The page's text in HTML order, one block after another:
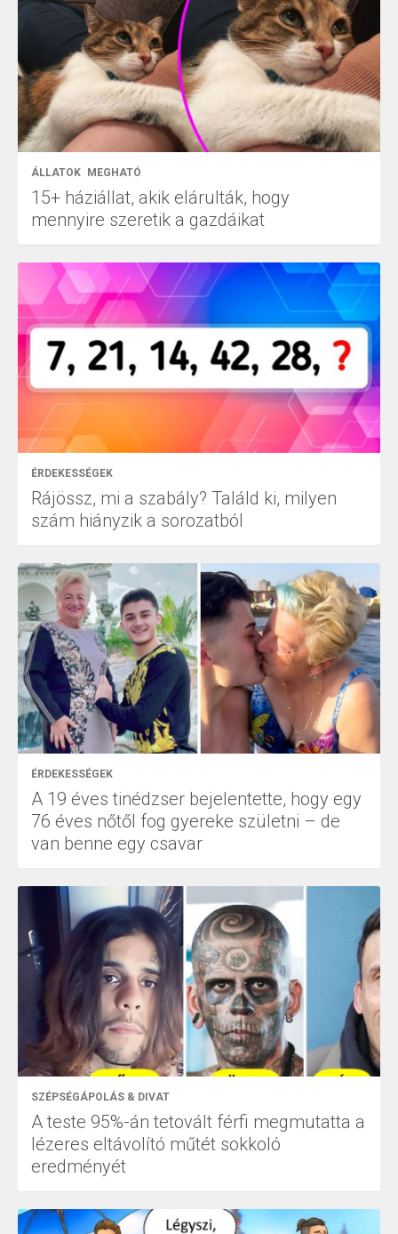
ÁLLATOK MEGHATÓ
15+ háziállat, akik elárulták, hogy
mennyire szeretik a gazdáikat
ÉRDEKESSÉGEK
Rájössz, mi a szabály? Találd ki, milyen
szám hiányzik a sorozatból
ÉRDEKESSÉGEK
A 19 éves tinédzser bejelentette, hogy egy
76 éves nőtől fog gyereke születni – de
van benne egy csavar
SZÉPSÉGÁPOLÁS & DIVAT
A teste 95%-án tetovált férfi megmutatta a
lézeres eltávolító műtét sokkoló
eredményét